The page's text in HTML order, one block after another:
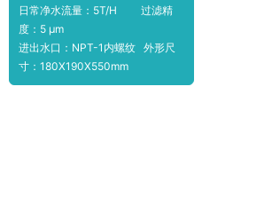
日常净水流量：5T/H 过滤精
度：5 μm
进出水口：NPT-1内螺纹 外形尺
寸：180X190X550mm